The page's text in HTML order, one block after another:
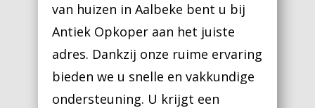
van huizen in Aalbeke bent u bij
Antiek Opkoper aan het juiste
adres. Dankzij onze ruime ervaring
bieden we u snelle en vakkundige
ondersteuning. U krijgt een